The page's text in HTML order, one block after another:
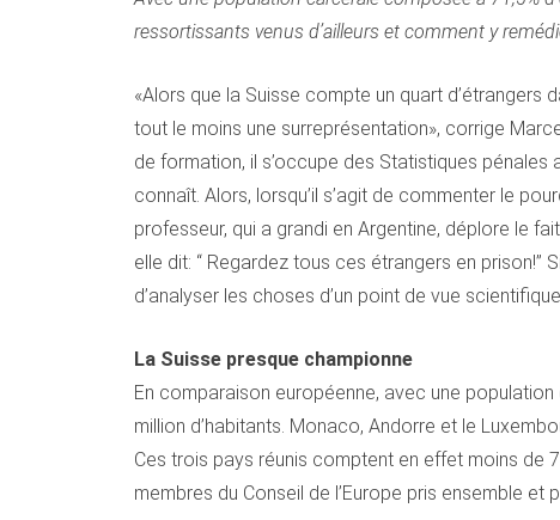
ressortissants venus d’ailleurs et comment y
«Alors que la Suisse compte un quart
tout le moins une surreprésentation», corrige
de formation, il s’occupe des Statistiques pénales
connaît. Alors, lorsqu’il s’agit de commenter le
professeur, qui a grandi en Argentine, déplore le
elle dit: “ Regardez tous ces étrangers en prison!”
d’analyser les choses d’un point de vue
La Suisse presque championne
En comparaison européenne, avec une
million d’habitants. Monaco, Andorre et le
Ces trois pays réunis comptent en effet moins de
membres du Conseil de l’Europe pris ensemble et